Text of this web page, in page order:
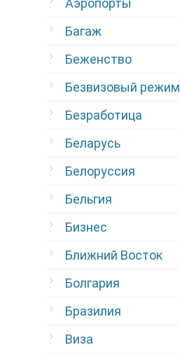
Аэропорты
Багаж
Беженство
Безвизовый режим
Безработица
Беларусь
Белоруссия
Бельгия
Бизнес
Ближний Восток
Болгария
Бразилия
Виза